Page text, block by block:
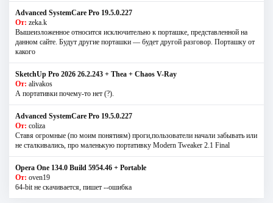
Advanced SystemCare Pro 19.5.0.227
От: zeka.k
Вышеизложенное относится исключительно к порташке, представленной на
данном сайте. Будут другие порташки — будет другой разговор. Порташку от
какого
SketchUp Pro 2026 26.2.243 + Thea + Chaos V-Ray
От: alivakos
А портативки почему-то нет (?).
Advanced SystemCare Pro 19.5.0.227
От: coliza
Ставя огромные (по моим понятиям) проги,пользователи начали забывать или
не сталкивались, про маленькую портативку Modern Tweaker 2.1 Final
Opera One 134.0 Build 5954.46 + Portable
От: oven19
64-bit не скачивается, пишет --ошибка